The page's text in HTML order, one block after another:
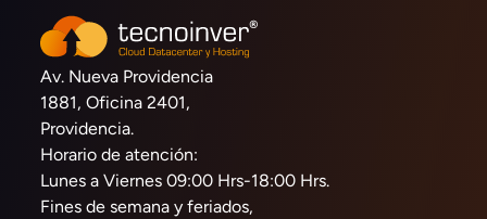
Av. Nueva Providencia
1881, Oficina 2401,
Providencia.
Horario de atención:
Lunes a Viernes 09:00 Hrs-18:00 Hrs.
Fines de semana y feriados,